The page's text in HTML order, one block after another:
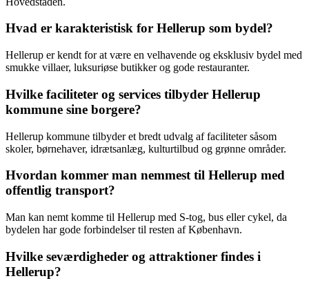
Hvad er karakteristisk for Hellerup som bydel?
Hellerup er kendt for at være en velhavende og eksklusiv bydel med
smukke villaer, luksuriøse butikker og gode restauranter.
Hvilke faciliteter og services tilbyder Hellerup
kommune sine borgere?
Hellerup kommune tilbyder et bredt udvalg af faciliteter såsom
skoler, børnehaver, idrætsanlæg, kulturtilbud og grønne områder.
Hvordan kommer man nemmest til Hellerup med
offentlig transport?
Man kan nemt komme til Hellerup med S-tog, bus eller cykel, da
bydelen har gode forbindelser til resten af København.
Hvilke seværdigheder og attraktioner findes i
Hellerup?